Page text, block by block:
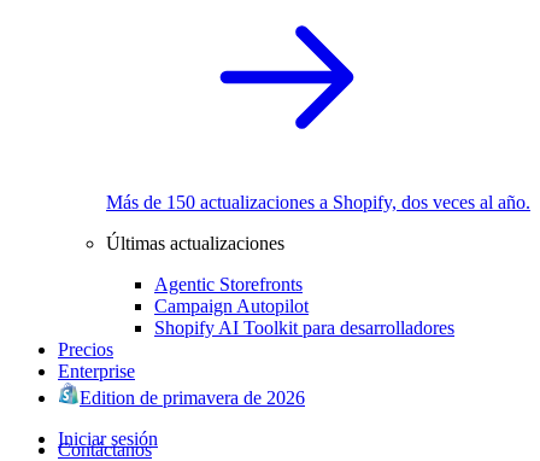
Más de 150 actualizaciones a Shopify, dos veces al año.
Últimas actualizaciones
Agentic Storefronts
Campaign Autopilot
Shopify AI Toolkit para desarrolladores
Precios
Enterprise
Edition de primavera de 2026
Iniciar sesión
Contáctanos